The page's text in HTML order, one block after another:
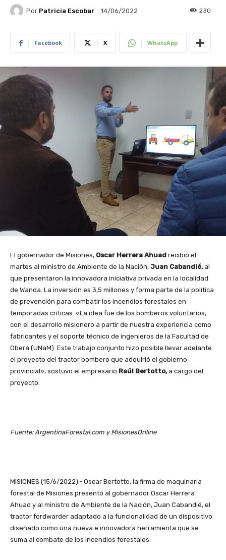
Por Patricia Escobar 14/06/2022 230
Facebook X WhatsApp
El gobernador de Misiones, Oscar Herrera Ahuad recibió el
martes al ministro de Ambiente de la Nación, Juan Cabandié,al
que presentaron la innovadora iniciativa privada en la localidad
de Wanda. La inversión es 3,5 millones y forma parte de la política
de prevención para combatir los incendios forestales en
temporadas críticas. «La idea fue de los bomberos voluntarios,
con el desarrollo misionero a partir de nuestra experiencia como
fabricantes y el soporte técnico de ingenieros de la Facultad de
Oberá (UNaM). Este trabajo conjunto hizo posible llevar adelante
el proyecto del tractor bombero que adquirió el gobierno
provincial», sostuvo el empresario Raúl Bertotto,a cargo del
proyecto.
Fuente: ArgentinaForestal.com y MisionesOnline
MISIONES (15/6/2022).- Oscar Bertotto, la firma de maquinaria
forestal de Misiones presentó al gobernador Oscar Herrera
Ahuad y al ministro de Ambiente de la Nación, Juan Cabandié, el
tractor fordwarder adaptado a la funcionalidad de un dispositivo
diseñado como una nueva e innovadora herramienta que se
suma al combate de los incendios forestales.